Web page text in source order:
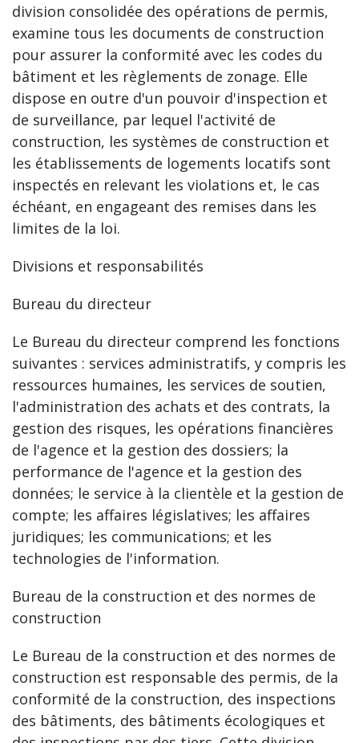
division consolidée des opérations de permis,
examine tous les documents de construction
pour assurer la conformité avec les codes du
bâtiment et les règlements de zonage. Elle
dispose en outre d'un pouvoir d'inspection et
de surveillance, par lequel l'activité de
construction, les systèmes de construction et
les établissements de logements locatifs sont
inspectés en relevant les violations et, le cas
échéant, en engageant des remises dans les
limites de la loi.
Divisions et responsabilités
Bureau du directeur
Le Bureau du directeur comprend les fonctions
suivantes : services administratifs, y compris les
ressources humaines, les services de soutien,
l'administration des achats et des contrats, la
gestion des risques, les opérations financières
de l'agence et la gestion des dossiers; la
performance de l'agence et la gestion des
données; le service à la clientèle et la gestion de
compte; les affaires législatives; les affaires
juridiques; les communications; et les
technologies de l'information.
Bureau de la construction et des normes de
construction
Le Bureau de la construction et des normes de
construction est responsable des permis, de la
conformité de la construction, des inspections
des bâtiments, des bâtiments écologiques et